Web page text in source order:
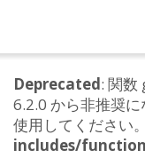
Deprecated: 関数
6.2.0 から非推奨
使用してください
includes/